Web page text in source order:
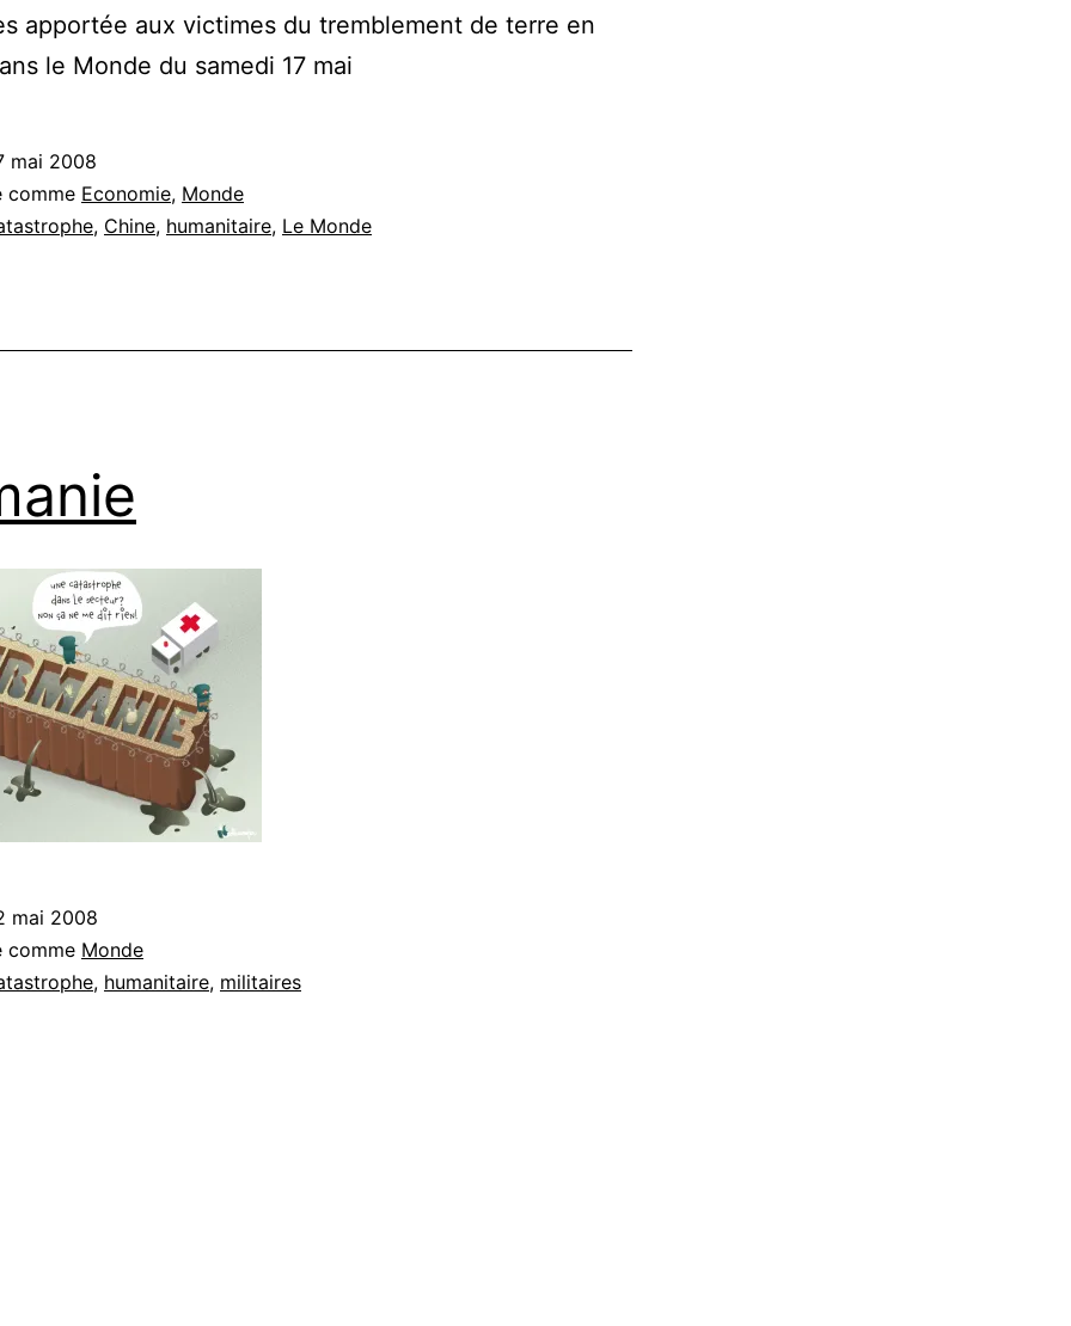
apportée aux victimes du tremblement de terre en
le Monde du samedi 17 mai
mai 2008
comme Economie, Monde
, Chine, humanitaire, Le Monde
mai 2008
comme Monde
, humanitaire, militaires